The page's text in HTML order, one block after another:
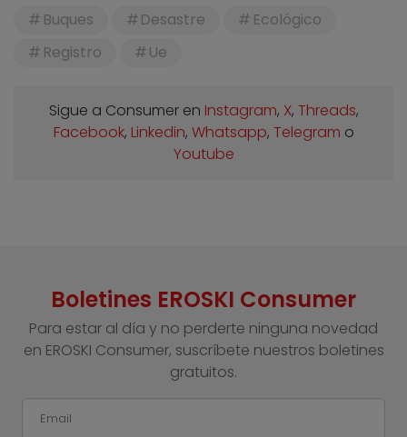
Buques Desastre
Ecológico
Registro
Ue
Sigue a Consumer en Instagram, X, Threads,
Facebook, Linkedin, Whatsapp, Telegram o
Youtube
Boletines EROSKI Consumer
Para estar al día y no perderte ninguna novedad
en EROSKI Consumer, suscríbete nuestros boletines
gratuitos.